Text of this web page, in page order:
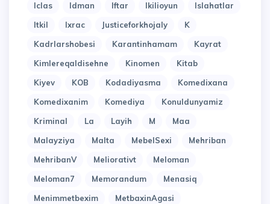
Iclas
Idman Iftar Ikilioyun
Islahatlar
Itkil
Ixrac Justiceforkhojaly
K
Kadrlarshobesi
Karantinhamam
Kayrat
Kimlereqaldisehne
Kinomen
Kitab
Kiyev
KOB Kodadiyasma
Komedixana
Komedixanim
Komediya
Konuldunyamiz
Kriminal
La Layih M
Maa
Malayziya
Malta MebelSexi
Mehriban
MehribanV
Meliorativt
Meloman
Meloman7
Memorandum
Menasiq
Menimmetbexim
MetbaxinAgasi